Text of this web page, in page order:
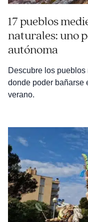
17 pueblos
naturales: uno
autónoma
Descubre los
donde poder bañarse
verano.